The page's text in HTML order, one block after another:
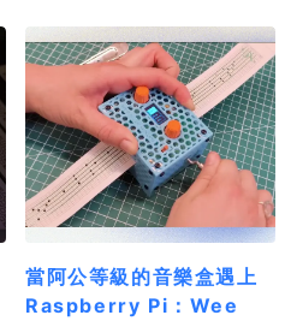
當阿公等級的音樂盒遇上
Raspberry Pi：Wee